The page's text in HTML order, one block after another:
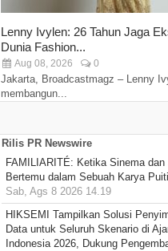
Lenny Ivylen: 26 Tahun Jaga
Dunia Fashion...
Aug 08, 2026 0
Jakarta, Broadcastmagz – Lenny
membangun...
Rilis PR Newswire
FAMILIARITÉ: Ketika Sinema dan
Bertemu dalam Sebuah Karya
Sab, Ags 8 2026 14.19
HIKSEMI Tampilkan Solusi
Data untuk Seluruh Skenario di
Indonesia 2026, Dukung